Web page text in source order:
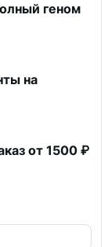
геном
на
от 1500 ₽